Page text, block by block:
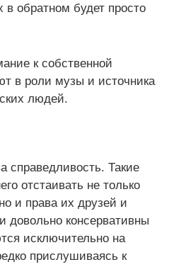
в обратном будет просто
к собственной
в роли музы и источника
людей.
справедливость. Такие
отстаивать не только
и права их друзей и
довольно консервативны
исключительно на
прислушиваясь к